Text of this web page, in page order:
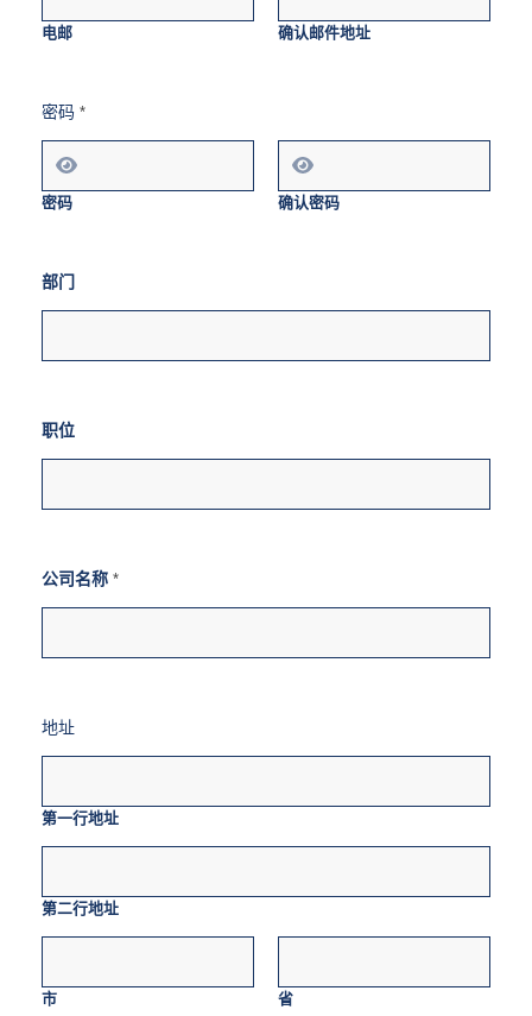
电邮 确认邮件地址
密码 *
密码 确认密码
部门
职位
公司名称 *
地址
第一行地址
第二行地址
市 省